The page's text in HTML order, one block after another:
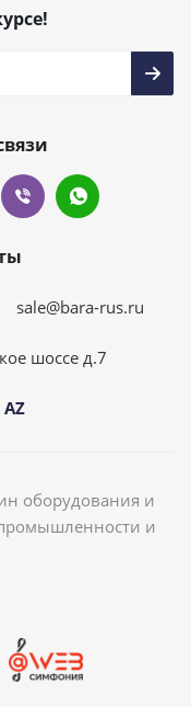
sale@bara-rus.ru
шоссе д.7
AZ
оборудования и
и